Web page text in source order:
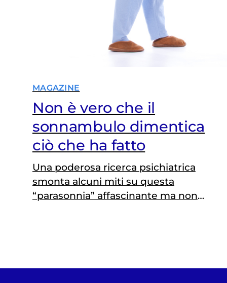
MAGAZINE
Non è vero che il
sonnambulo dimentica
ciò che ha fatto
Una poderosa ricerca psichiatrica
smonta alcuni miti su questa
“parasonnia” affascinante ma non